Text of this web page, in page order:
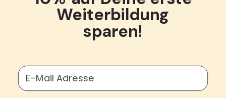
bereite ich Weiterbildungsthemen verständlich und praxisnah
auf. Meine Texte sollen nicht nur informieren, sondern
Pflegekräfte im Alltag motivieren und bestärken.
Weiterbildung
sparen!
E-Mail Adresse